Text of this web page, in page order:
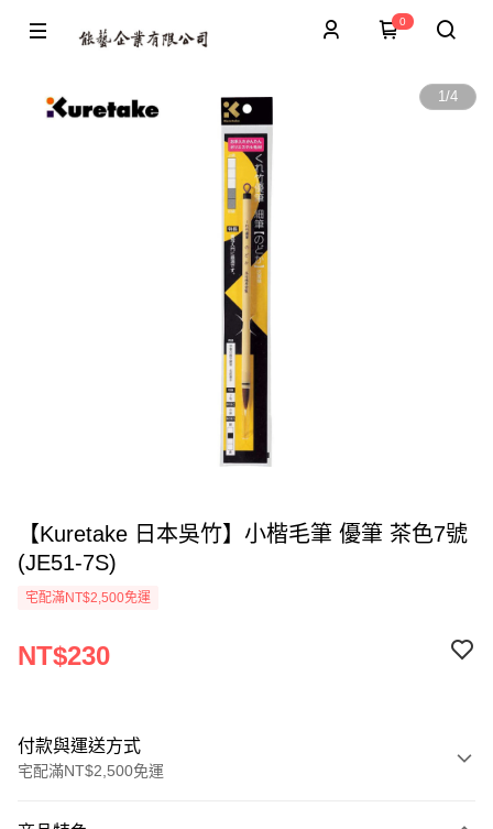
0
1/4
【Kuretake 日本吳竹】小楷毛筆 優筆 茶色7號
(JE51-7S)
宅配滿NT$2,500免運
NT$230
付款與運送方式
宅配滿NT$2,500免運